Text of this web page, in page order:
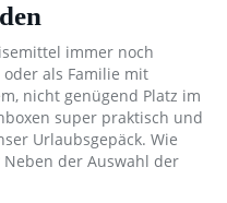
immer noch
als Familie mit
nicht genügend Platz im
super praktisch und
Urlaubsgepäck. Wie
der Auswahl der